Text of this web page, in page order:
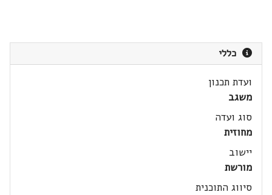
כללי
ועדת תכנון
משגב
סוג ועדה
מחוזית
יישוב
מורשת
סיווג התוכנית